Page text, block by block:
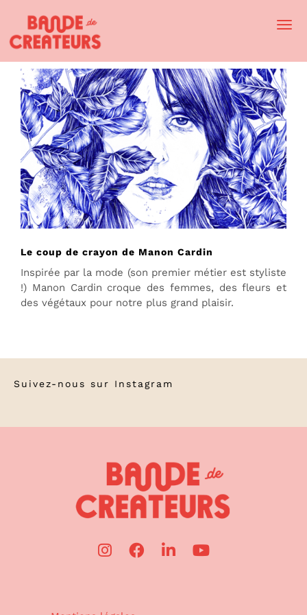
Le coup de crayon de Manon Cardin
Inspirée par la mode (son premier métier est styliste
!) Manon Cardin croque des femmes, des fleurs et
des végétaux pour notre plus grand plaisir.
Suivez-nous sur Instagram